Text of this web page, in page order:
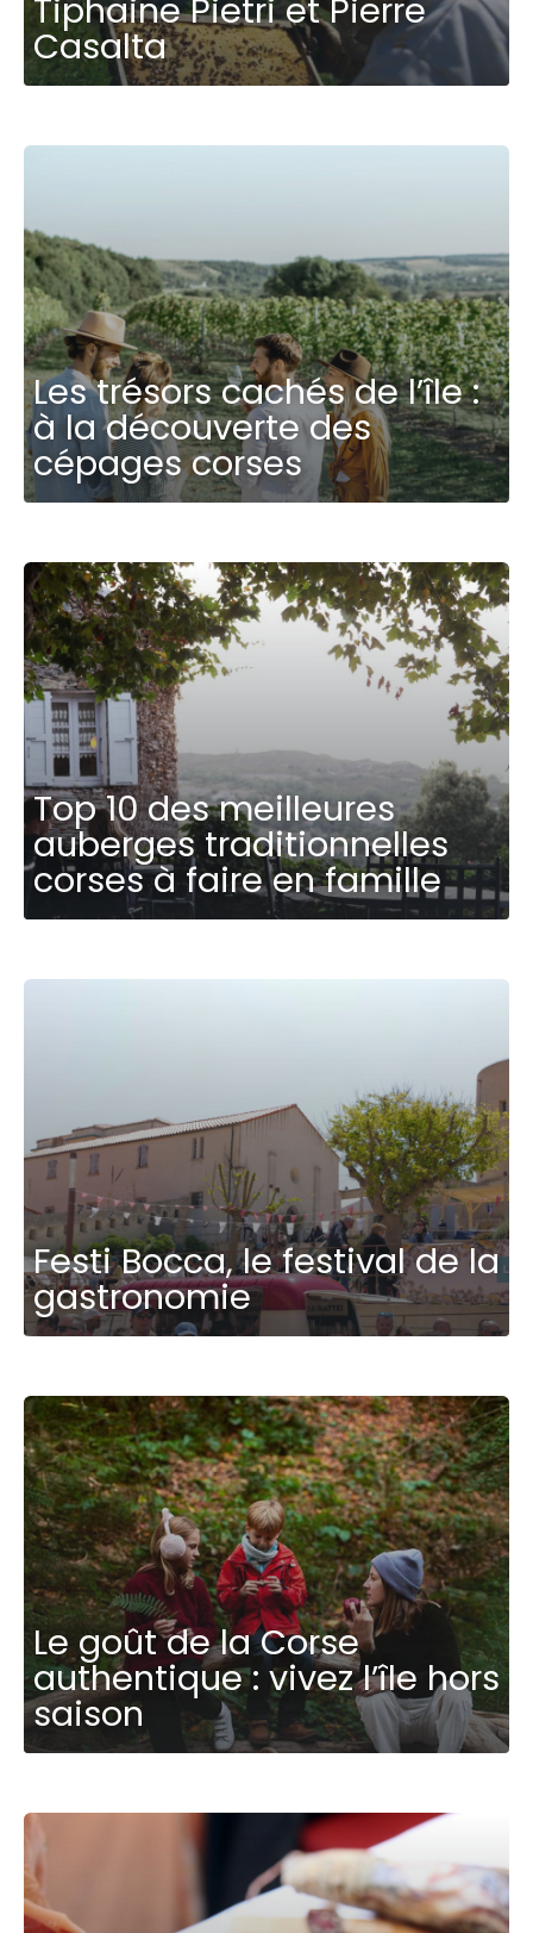
Tiphaine Pietri et Pierre
Casalta
Les trésors cachés de l’île :
à la découverte des
cépages corses
Top 10 des meilleures
auberges traditionnelles
corses à faire en famille
Festi Bocca, le festival de la
gastronomie
Le goût de la Corse
authentique : vivez l’île hors
saison